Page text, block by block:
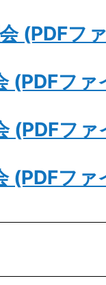
(PDFフ
(PDFフ
(PDFフ
(PDFフ